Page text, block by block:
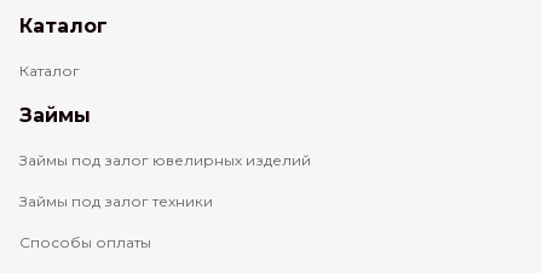
Каталог
Каталог
Займы
Займы под залог ювелирных изделий
Займы под залог техники
Способы оплаты